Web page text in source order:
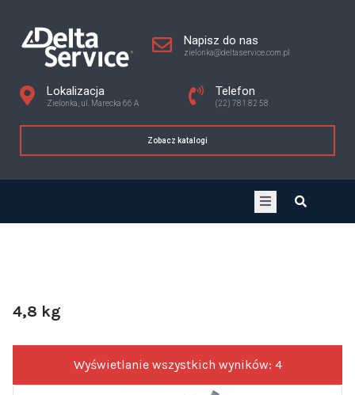
Napisz do nas
zielonka@deltaservice.com.pl
Lokalizacja
Zielonka, ul. Marecka 66 A
Telefon
(22) 781 82 58
Zobacz katalogi
4,8 kg
Wyświetlanie wszystkich wyników: 4